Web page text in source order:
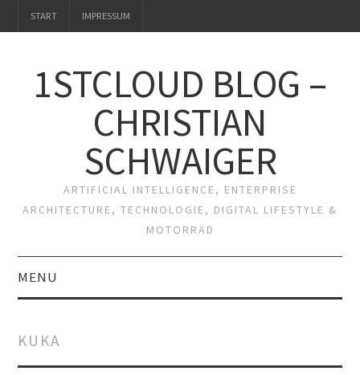
START IMPRESSUM
1STCLOUD BLOG –
CHRISTIAN
SCHWAIGER
ARTIFICIAL INTELLIGENCE, ENTERPRISE
ARCHITECTURE, TECHNOLOGIE, DIGITAL LIFESTYLE &
MOTORRAD
MENU
KUKA